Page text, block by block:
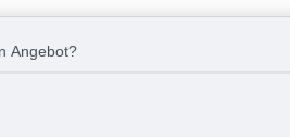
Angebot?